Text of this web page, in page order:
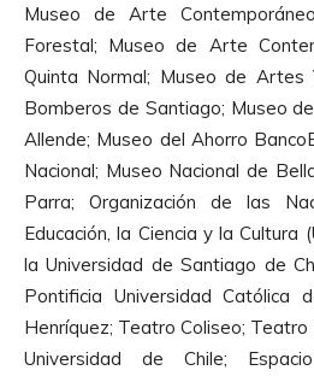
Museo de Arte
Forestal; Museo de Arte
Quinta Normal; Museo de Artes
Bomberos de Santiago; Museo
Allende; Museo del Ahorro
Nacional; Museo Nacional de
Parra; Organización de las
Educación, la Ciencia y la Cultura
la Universidad de Santiago de
Pontificia Universidad Católica
Henríquez; Teatro Coliseo; Teatro
Universidad de Chile;